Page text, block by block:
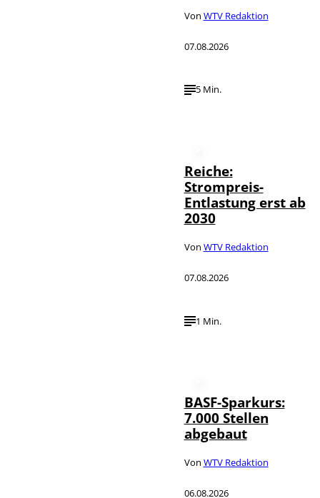
Von WTV Redaktion
07.08.2026
5 Min.
Reiche:
Strompreis-
Entlastung erst ab
2030
Von WTV Redaktion
07.08.2026
1 Min.
BASF-Sparkurs:
7.000 Stellen
abgebaut
Von WTV Redaktion
06.08.2026